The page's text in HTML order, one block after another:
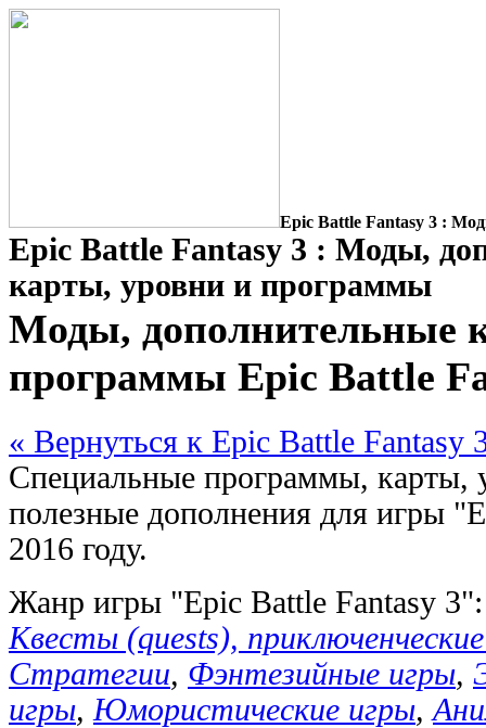
Epic Battle Fantasy 3 :
Epic Battle Fantasy 3 : Моды,
карты, уровни и программы
Моды, дополнительные
программы Epic Battle
« Вернуться к Epic Battle Fantasy
Специальные программы, карты,
полезные дополнения для игры
2016 году.
Жанр игры "Epic Battle Fantasy
Квесты (quests),
Стратегии, Фэнтезийные игры,
игры, Юмористические игры,